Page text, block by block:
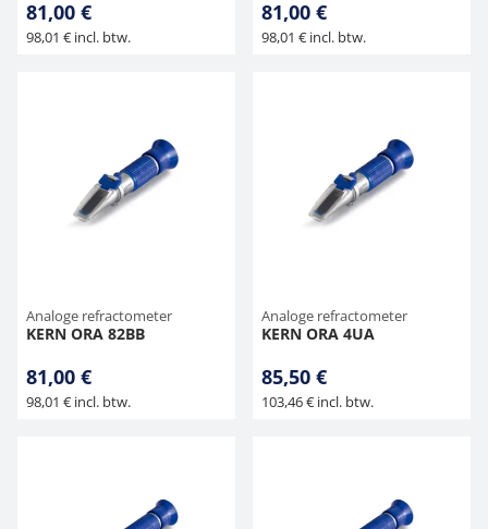
81,00 €
98,01 € incl. btw.
81,00 €
98,01 € incl. btw.
Analoge refractometer
KERN ORA 82BB
81,00 €
98,01 € incl. btw.
Analoge refractometer
KERN ORA 4UA
85,50 €
103,46 € incl. btw.